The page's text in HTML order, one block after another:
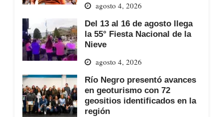
agosto 4, 2026
Del 13 al 16 de agosto llega
la 55° Fiesta Nacional de la
Nieve
agosto 4, 2026
Río Negro presentó avances
en geoturismo con 72
geositios identificados en la
región